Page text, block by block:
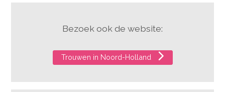
Bezoek ook de website:
Trouwen in Noord-Holland